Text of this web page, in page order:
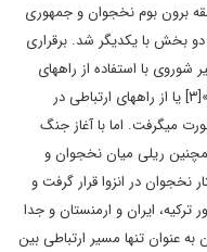
منطقه برون بوم نخجوان و جمهوری
دو بخش با یکدیگر شد. برقراری
با استفاده از راه­های
ارتباطی با گذر از منطقه قره ­باغ و «دالان لاچین»[۳] یا از راه­های ارتباطی در
می­گرفت. اما با آغاز جنگ
زمینی و همچنین ریلی میان نخجوان و
در انزوا قرار گرفت و
ایران و ارمنستان و جدا
به عنوان تنها مسیر ارتباطی بین